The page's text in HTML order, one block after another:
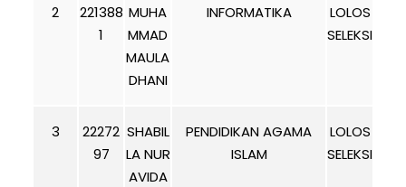
2
221388
1
MUHA
MMAD
MAULA
DHANI
INFORMATIKA
LOLOS
SELEKSI
3
22272
97
SHABIL
LA NUR
AVIDA
PENDIDIKAN AGAMA
ISLAM
LOLOS
SELEKSI